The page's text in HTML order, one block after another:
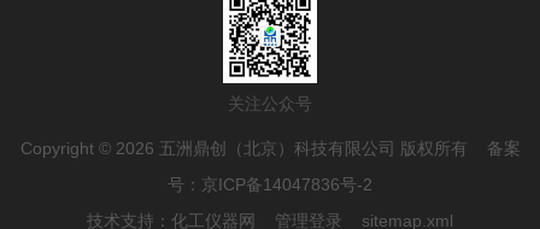
关注公众号
Copyright © 2026 五洲鼎创（北京）科技有限公司 版权所有 备案
号： 京ICP备14047836号-2
技术支持： 化工仪器网 管理登录 sitemap.xml